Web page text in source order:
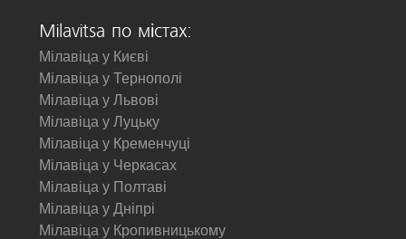
Milavitsa по містах:
Мілавіца у Києві
Мілавіца у Тернополі
Мілавіца у Львові
Мілавіца у Луцьку
Мілавіца у Кременчуці
Мілавіца у Черкасах
Мілавіца у Полтаві
Мілавіца у Дніпрі
Мілавіца у Кропивницькому